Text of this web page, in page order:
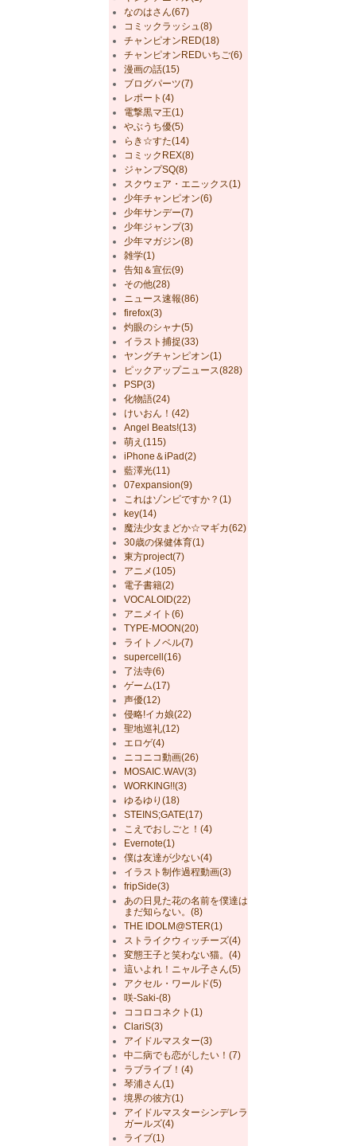
なのはさん(67)
コミックラッシュ(8)
チャンピオンRED(18)
チャンピオンREDいちご(6)
漫画の話(15)
ブログパーツ(7)
レポート(4)
電撃黒マ王(1)
やぶうち優(5)
らき☆すた(14)
コミックREX(8)
ジャンプSQ(8)
スクウェア・エニックス(1)
少年チャンピオン(6)
少年サンデー(7)
少年ジャンプ(3)
少年マガジン(8)
雑学(1)
告知＆宣伝(9)
その他(28)
ニュース速報(86)
firefox(3)
灼眼のシャナ(5)
イラスト捕捉(33)
ヤングチャンピオン(1)
ピックアップニュース(828)
PSP(3)
化物語(24)
けいおん！(42)
Angel Beats!(13)
萌え(115)
iPhone＆iPad(2)
藍澤光(11)
07expansion(9)
これはゾンビですか？(1)
key(14)
魔法少女まどか☆マギカ(62)
30歳の保健体育(1)
東方project(7)
アニメ(105)
電子書籍(2)
VOCALOID(22)
アニメイト(6)
TYPE-MOON(20)
ライトノベル(7)
supercell(16)
了法寺(6)
ゲーム(17)
声優(12)
侵略!イカ娘(22)
聖地巡礼(12)
エロゲ(4)
ニコニコ動画(26)
MOSAIC.WAV(3)
WORKING!!(3)
ゆるゆり(18)
STEINS;GATE(17)
こえでおしごと！(4)
Evernote(1)
僕は友達が少ない(4)
イラスト制作過程動画(3)
fripSide(3)
あの日見た花の名前を僕達は
まだ知らない。(8)
THE IDOLM@STER(1)
ストライクウィッチーズ(4)
変態王子と笑わない猫。(4)
這いよれ！ニャル子さん(5)
アクセル・ワールド(5)
咲-Saki-(8)
ココロコネクト(1)
ClariS(3)
アイドルマスター(3)
中二病でも恋がしたい！(7)
ラブライブ！(4)
琴浦さん(1)
境界の彼方(1)
アイドルマスターシンデレラ
ガールズ(4)
ライブ(1)